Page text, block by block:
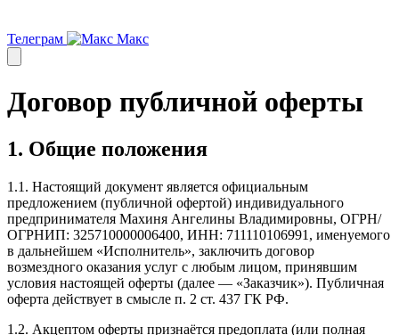
Телеграм Макс
Договор публичной оферты
1. Общие положения
1.1. Настоящий документ является официальным
предложением (публичной офертой) индивидуального
предпринимателя Махиня Ангелины Владимировны, ОГРН/
ОГРНИП: 325710000006400, ИНН: 711110106991, именуемого
в дальнейшем «Исполнитель», заключить договор
возмездного оказания услуг с любым лицом, принявшим
условия настоящей оферты (далее — «Заказчик»). Публичная
оферта действует в смысле п. 2 ст. 437 ГК РФ.
1.2. Акцептом оферты признаётся предоплата (или полная